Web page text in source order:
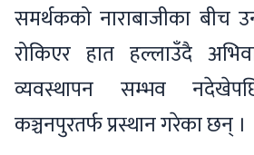
समर्थकको नाराबाजीका बीच
रोकिएर हात हल्लाउँदै
व्यवस्थापन सम्भव
कञ्चनपुरतर्फ प्रस्थान गरेका छन् ।